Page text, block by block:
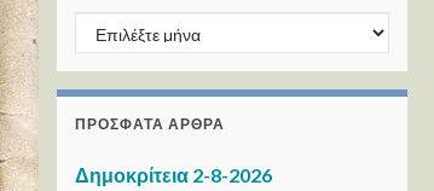
ΑΡΧΕΙΟ / ΜΗΝΑ
ΠΡΌΣΦΑΤΑ ΆΡΘΡΑ
Δημοκρίτεια 2-8-2026